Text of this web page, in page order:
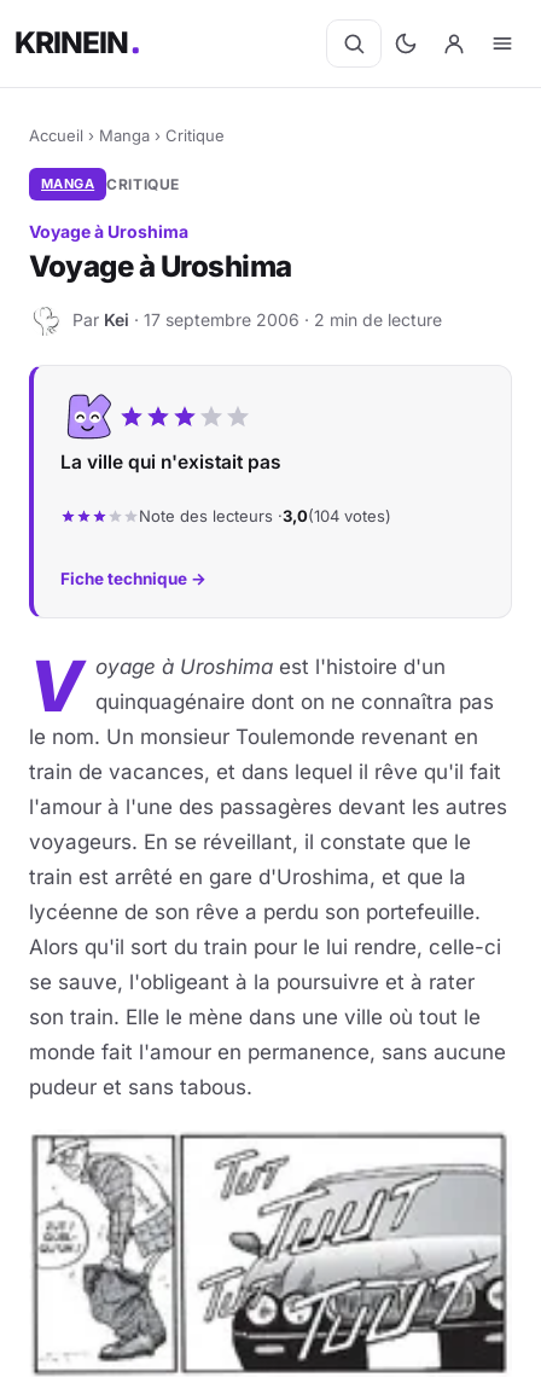
KRINEIN
Accueil › Manga › Critique
MANGA CRITIQUE
Voyage à Uroshima
Voyage à Uroshima
K Par Kei · 17 septembre 2006 · 2 min de lecture
La ville qui n'existait pas
Note des lecteurs ·3,0(104 votes)
Fiche technique →
V oyage à Uroshima est l'histoire d'un
quinquagénaire dont on ne connaîtra pas
le nom. Un monsieur Toulemonde revenant en
train de vacances, et dans lequel il rêve qu'il fait
l'amour à l'une des passagères devant les autres
voyageurs. En se réveillant, il constate que le
train est arrêté en gare d'Uroshima, et que la
lycéenne de son rêve a perdu son portefeuille.
Alors qu'il sort du train pour le lui rendre, celle-ci
se sauve, l'obligeant à la poursuivre et à rater
son train. Elle le mène dans une ville où tout le
monde fait l'amour en permanence, sans aucune
pudeur et sans tabous.